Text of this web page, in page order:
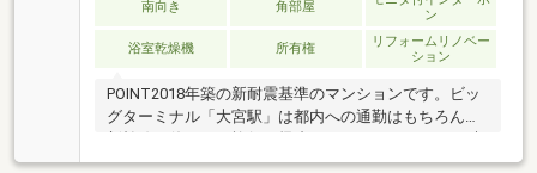
南向き 角部屋
ン
浴室乾燥機 所有権
リフォームリノベー
ション
POINT2018年築の新耐震基準のマンションです。ビッ
グターミナル「大宮駅」は都内への通勤はもちろん、
間ゴミ出し可能。新規リフォームクロス交換、トイレ